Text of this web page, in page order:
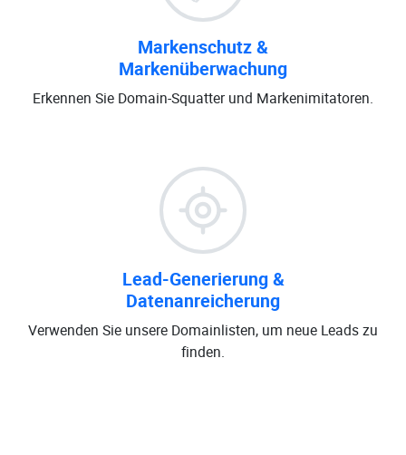
Markenschutz &
Markenüberwachung
Erkennen Sie Domain-Squatter und Markenimitatoren.
Lead-Generierung &
Datenanreicherung
Verwenden Sie unsere Domainlisten, um neue Leads zu
finden.